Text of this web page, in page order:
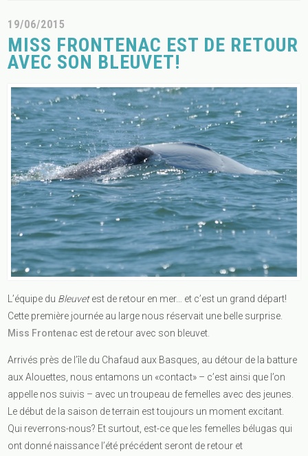
19/06/2015
MISS FRONTENAC EST DE RETOUR
AVEC SON BLEUVET!
L’équipe du Bleuvetest de retour en mer… et c’est un grand départ!
Cette première journée au large nous réservait une belle surprise.
Miss Frontenac est de retour avec son bleuvet.
Arrivés près de l’île du Chafaud aux Basques, au détour de la batture
aux Alouettes, nous entamons un «contact» – c’est ainsi que l’on
appelle nos suivis – avec un troupeau de femelles avec des jeunes.
Le début de la saison de terrain est toujours un moment excitant.
Qui reverrons-nous? Et surtout, est-ce que les femelles bélugas qui
ont donné naissance l’été précédent seront de retour et